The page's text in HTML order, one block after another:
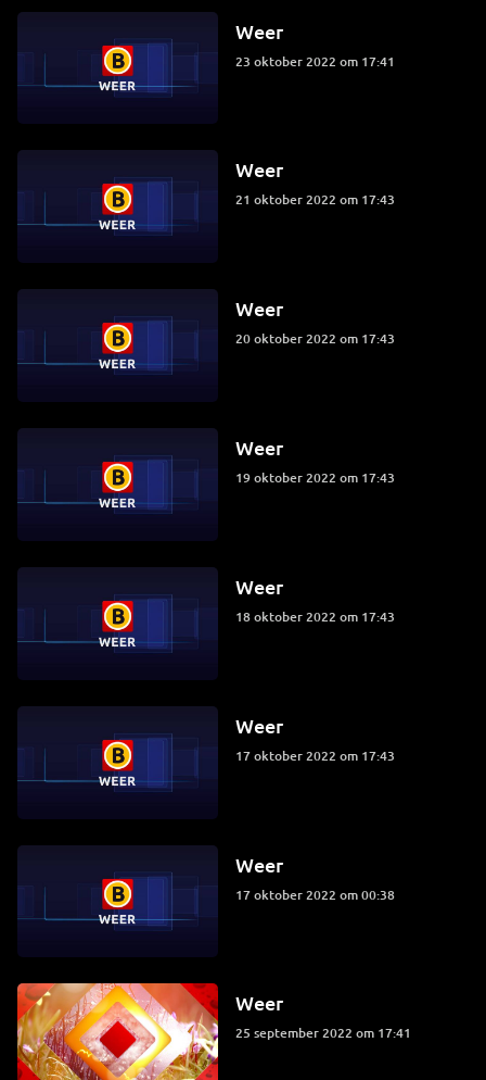
Weer
23 oktober 2022 om 17:41
Weer
21 oktober 2022 om 17:43
Weer
20 oktober 2022 om 17:43
Weer
19 oktober 2022 om 17:43
Weer
18 oktober 2022 om 17:43
Weer
17 oktober 2022 om 17:43
Weer
17 oktober 2022 om 00:38
Weer
25 september 2022 om 17:41